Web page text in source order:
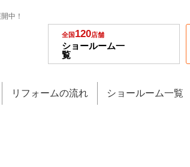
中！
全国120店舗
ショールーム一
覧
リフォームの流れ ショールーム一覧